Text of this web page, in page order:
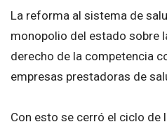
La reforma al sistema de
monopolio del estado sobre
derecho de la competencia
empresas prestadoras de
Con esto se cerró el ciclo de